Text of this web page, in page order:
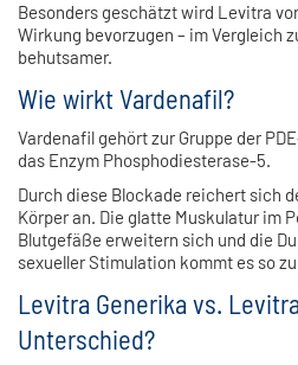
Besonders geschätzt wird Levitra
Wirkung bevorzugen – im Vergleich
behutsamer.
Wie wirkt Vardenafil?
Vardenafil gehört zur Gruppe der
das Enzym Phosphodiesterase-5.
Durch diese Blockade reichert sich
Körper an. Die glatte Muskulatur im
Blutgefäße erweitern sich und die
sexueller Stimulation kommt es so
Levitra Generika vs.
Unterschied?